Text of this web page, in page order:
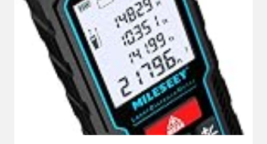
40-
31
(IP
65,
STOSSDÄMPFENDES G
EHÄUSE, 7
M